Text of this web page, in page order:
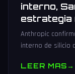
interno,
estrategia
Anthropic
interno de silicio
estrategia multi-
LEER MAS→